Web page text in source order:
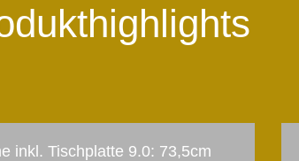
inkl. Tischplatte 9.0: 73,5cm